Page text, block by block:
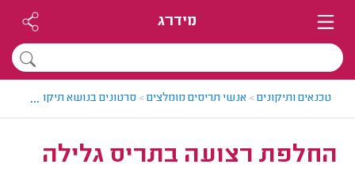
מידרג
טכנאים ותיקונים> אנשי תריסים מומלצים> סרטונים בנושא תיקוני...
החלפת רצועה בתריס גלילה